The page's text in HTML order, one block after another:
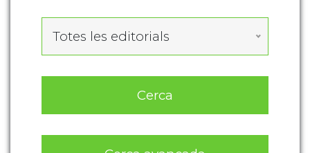
Totes les editorials
Cerca